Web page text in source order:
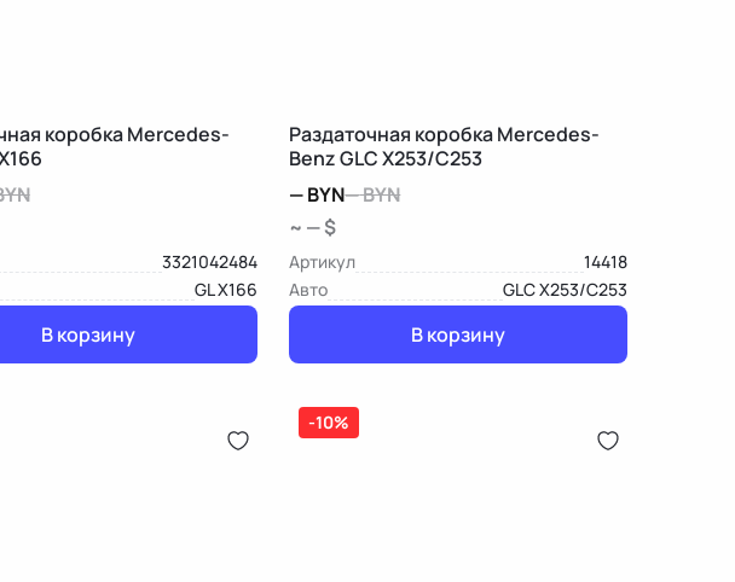
коробка Mercedes-
3321042484
GL X166
В корзину
Раздаточная коробка Mercedes-
Benz GLC X253/C253
—BYN—BYN
~ — $
Артикул
14418
Авто
GLC X253/C253
В корзину
-10%